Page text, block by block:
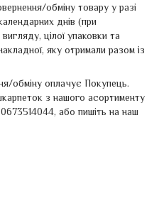
обміну товару у разі
днів (при
вигляду, цілої упаковки та
, яку отримали разом із
обміну оплачує Покупець.
з нашого асортименту
або пишіть на наш